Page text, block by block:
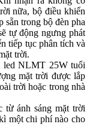
nữa, bộ điều khiển
sẵn trong bộ đèn pha
tự động ngưng phát
tiếp tục phân tích và
trời.
led NLMT 25W tuổi
mặt trời được lắp
trời hoặc trong nhà
từ ánh sáng mặt trời
một chi phí nào cho